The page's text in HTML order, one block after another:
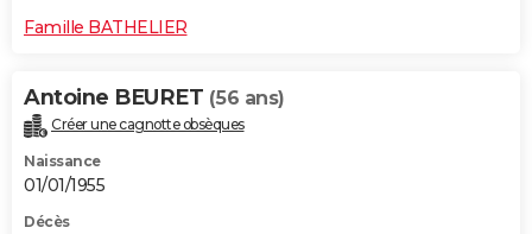
Famille BATHELIER
Antoine BEURET (56 ans)
Créer une cagnotte obsèques
Naissance
01/01/1955
Décès